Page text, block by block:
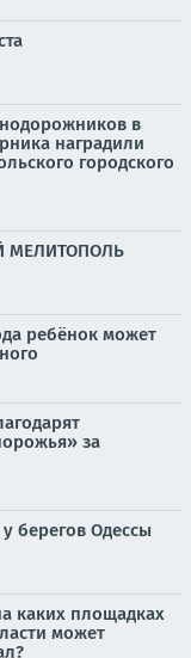
в
наградили
городского
МЕЛИТОПОЛЬ
ребёнок может
за
берегов Одессы
каких площадках
может